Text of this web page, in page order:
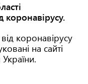
коронавірусу.
коронавірусу
на сайті